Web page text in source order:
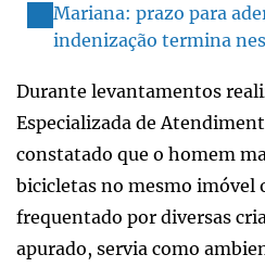
Mariana: prazo para
indenização termina
Durante levantamentos
Especializada de
constatado que o homem
bicicletas no mesmo imóvel
frequentado por diversas
apurado, servia como